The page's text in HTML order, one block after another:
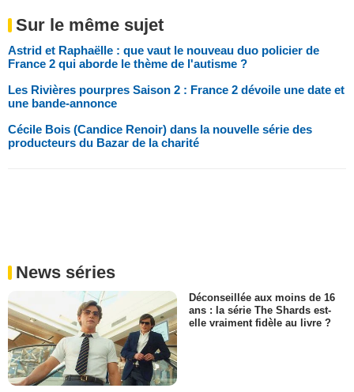
Sur le même sujet
Astrid et Raphaëlle : que vaut le nouveau duo policier de
France 2 qui aborde le thème de l'autisme ?
Les Rivières pourpres Saison 2 : France 2 dévoile une date et
une bande-annonce
Cécile Bois (Candice Renoir) dans la nouvelle série des
producteurs du Bazar de la charité
News séries
Déconseillée aux moins de 16
ans : la série The Shards est-
elle vraiment fidèle au livre ?